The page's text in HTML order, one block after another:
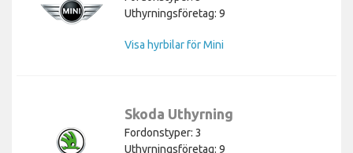
Uthyrningsföretag: 9
Visa hyrbilar för Mini
Skoda Uthyrning
Fordonstyper: 3
Uthyrningsföretag: 9